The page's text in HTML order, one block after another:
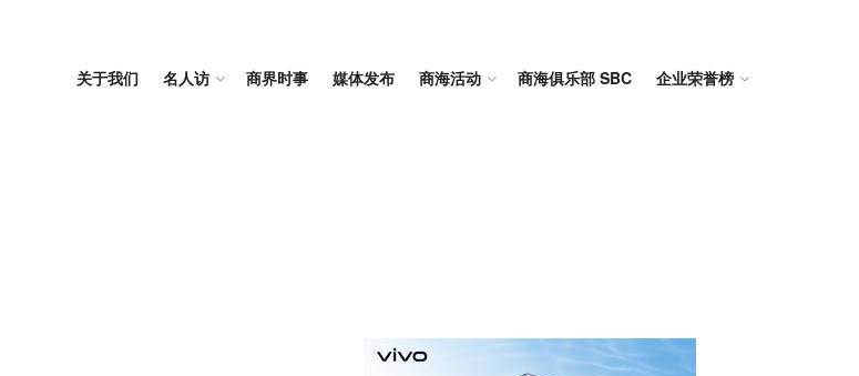
关于我们 名人访 商界时事 媒体发布 商海活动 商海俱乐部 SBC 企业荣誉榜